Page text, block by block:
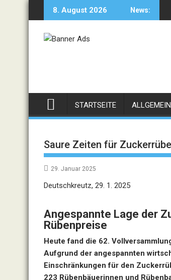
8. August 2026 News:
STARTSEITE ALLGEMEIN
Saure Zeiten für
29. Januar 2025
Deutschkreutz, 29. 1. 2025
Angespannte Lage der
Rübenpreise
Heute fand die 62.
Aufgrund der angespannten
Einschränkungen für den
223 Rübenbäuerinnen und